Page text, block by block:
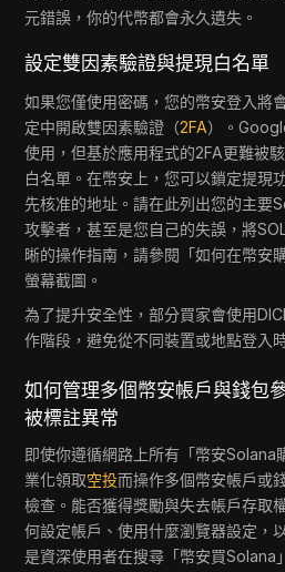
元錯誤，你的代幣都會永久遺失。
設定雙因素驗證與提現白名單
如果您僅使用密碼，您的幣安登入將
定中開啟雙因素驗證（2FA）。
使用，但基於應用程式的2FA更難被
白名單。在幣安上，您可以鎖定提現
先核准的地址。請在此列出您的主要
攻擊者，甚至是您自己的失誤，將
晰的操作指南，請參閱「如何在幣安
螢幕截圖。
為了提升安全性，部分買家會使用
作階段，避免從不同裝置或地點登入
如何管理多個幣安帳戶與錢包
被標註異常
即使你遵循網路上所有「幣安Solana
業化領取空投而操作多個幣安帳戶或
檢查。能否獲得獎勵與失去帳戶存取
何設定帳戶、使用什麼瀏覽器設定，
是資深使用者在搜尋「幣安買Solana